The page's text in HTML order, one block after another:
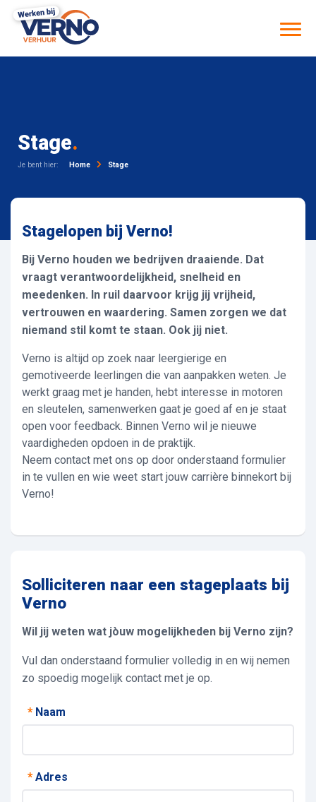
Stage.
Je bent hier: Home Stage
Stagelopen bij Verno!
Bij Verno houden we bedrijven draaiende. Dat
vraagt verantwoordelijkheid, snelheid en
meedenken. In ruil daarvoor krijg jij vrijheid,
vertrouwen en waardering. Samen zorgen we dat
niemand stil komt te staan. Ook jij niet.
Verno is altijd op zoek naar leergierige en
gemotiveerde leerlingen die van aanpakken weten. Je
werkt graag met je handen, hebt interesse in motoren
en sleutelen, samenwerken gaat je goed af en je staat
open voor feedback. Binnen Verno wil je nieuwe
vaardigheden opdoen in de praktijk.
Neem contact met ons op door onderstaand formulier
in te vullen en wie weet start jouw carrière binnekort bij
Verno!
Solliciteren naar een stageplaats bij
Verno
Wil jij weten wat jòuw mogelijkheden bij Verno zijn?
Vul dan onderstaand formulier volledig in en wij nemen
zo spoedig mogelijk contact met je op.
*Naam
*Adres